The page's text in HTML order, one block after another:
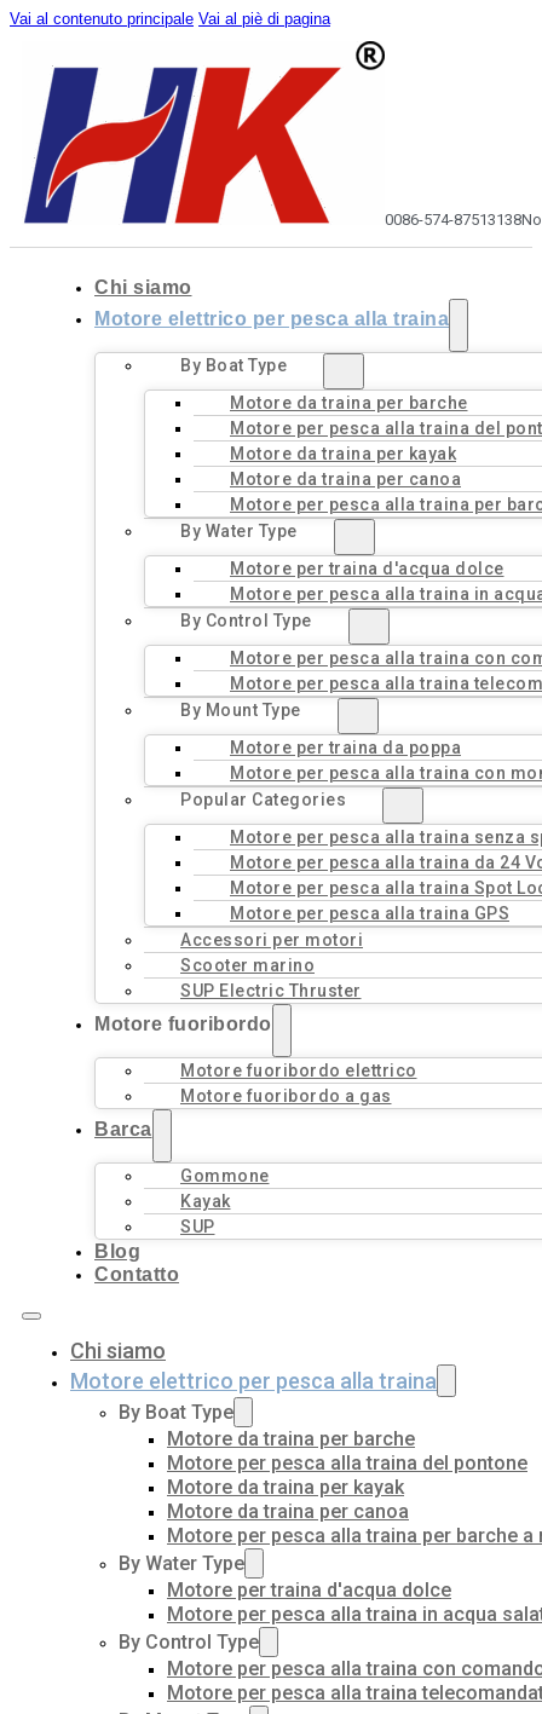
Vai al contenuto principale Vai al piè di pagina
0086-574-87513138
Chi siamo
Motore elettrico per pesca alla traina
By Boat Type
Motore da traina per barche
Motore per pesca alla traina del
Motore da traina per kayak
Motore da traina per canoa
Motore per pesca alla traina per
By Water Type
Motore per traina d'acqua dolce
Motore per pesca alla traina in
By Control Type
Motore per pesca alla traina con
Motore per pesca alla traina
By Mount Type
Motore per traina da poppa
Motore per pesca alla traina con
Popular Categories
Motore per pesca alla traina senza
Motore per pesca alla traina da 24
Motore per pesca alla traina Spot
Motore per pesca alla traina GPS
Accessori per motori
Scooter marino
SUP Electric Thruster
Motore fuoribordo
Motore fuoribordo elettrico
Motore fuoribordo a gas
Barca
Gommone
Kayak
SUP
Blog
Contatto
Chi siamo
Motore elettrico per pesca alla traina
By Boat Type
Motore da traina per barche
Motore per pesca alla traina del pontone
Motore da traina per kayak
Motore da traina per canoa
Motore per pesca alla traina per barche a
By Water Type
Motore per traina d'acqua dolce
Motore per pesca alla traina in acqua
By Control Type
Motore per pesca alla traina con
Motore per pesca alla traina